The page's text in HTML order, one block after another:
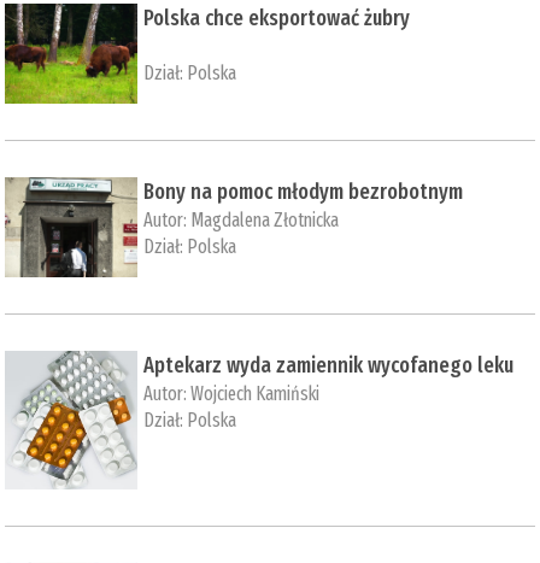
Polska chce eksportować żubry
Dział: Polska
Bony na pomoc młodym bezrobotnym
Autor: Magdalena Złotnicka
Dział: Polska
Aptekarz wyda zamiennik wycofanego leku
Autor:Wojciech Kamiński
Dział: Polska